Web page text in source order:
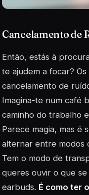
Cancelamento de
Então, estás à
te ajudem a focar?
cancelamento de
Imagina-te num café
caminho do trabalho
Parece magia, mas é
alternar entre modos
Tem o modo de
queres ouvir o que
earbuds. É como ter